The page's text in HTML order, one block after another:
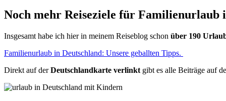
Noch mehr Reiseziele für Familienurlaub
Insgesamt habe ich hier in meinem Reiseblog schon über 190
Familienurlaub in Deutschland: Unsere geballten Tipps.
Direkt auf derDeutschlandkarte verlinkt gibt es alle Beiträge auf